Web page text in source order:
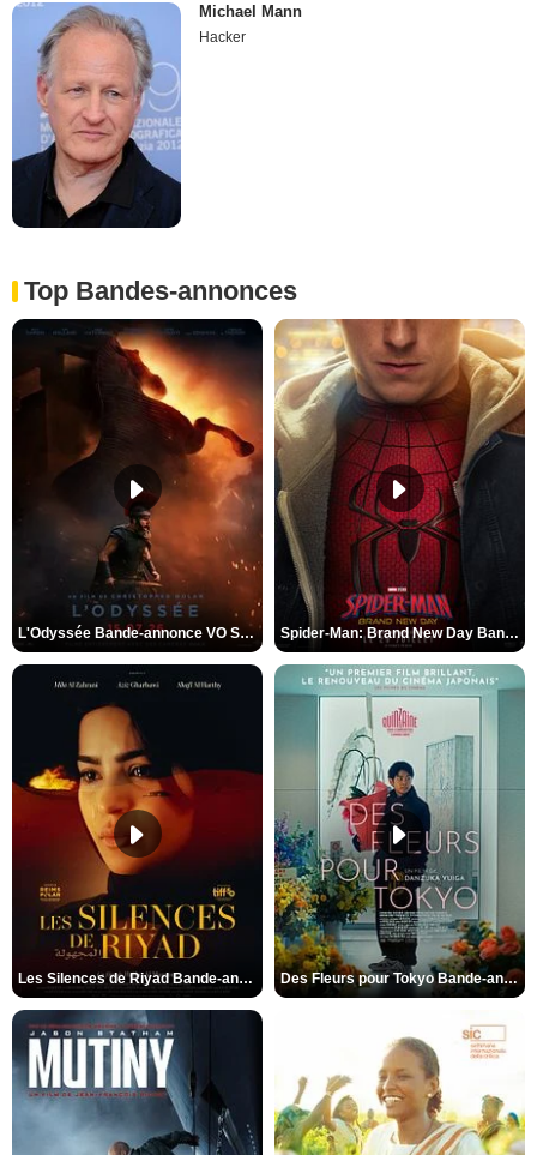
Michael Mann
Hacker
Top Bandes-annonces
L'Odyssée Bande-annonce VO STFR Spider-Man: Brand New Day Bande-annonce VO STFR
Les Silences de Riyad Bande-annonce VO STFR Des Fleurs pour Tokyo Bande-annonce VO STFR